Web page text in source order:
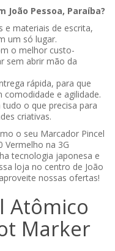
João Pessoa, Paraíba?
e materiais de escrita,
um só lugar.
o melhor custo-
sem abrir mão da
rápida, para que
e agilidade.
o que precisa para
criativas.
o seu Marcador Pincel
Vermelho na 3G
tecnologia japonesa e
loja no centro de João
nossas ofertas!
Atômico
Marker